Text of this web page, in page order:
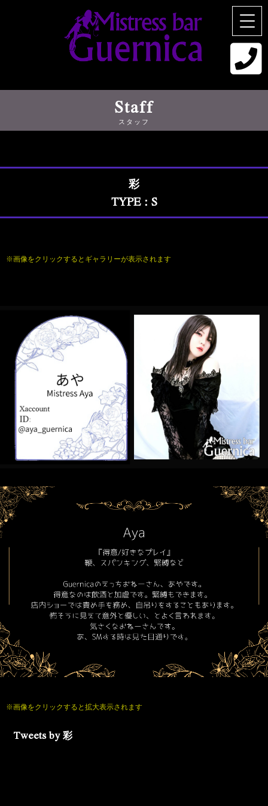
Staff
スタッフ
彩
TYPE：S
※画像をクリックするとギャラリーが表示されます
※画像をクリックすると拡大表示されます
Tweets by 彩